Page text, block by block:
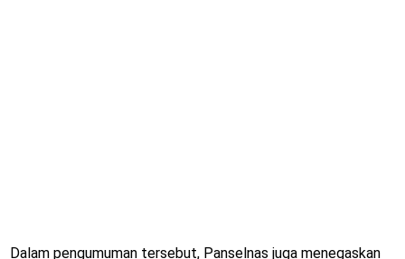
Dalam pengumuman tersebut, Panselnas juga menegaskan